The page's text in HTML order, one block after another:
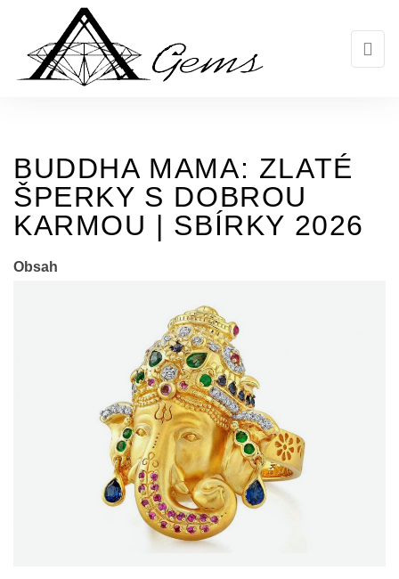
BUDDHA MAMA: ZLATÉ
ŠPERKY S DOBROU
KARMOU | SBÍRKY 2026
Obsah